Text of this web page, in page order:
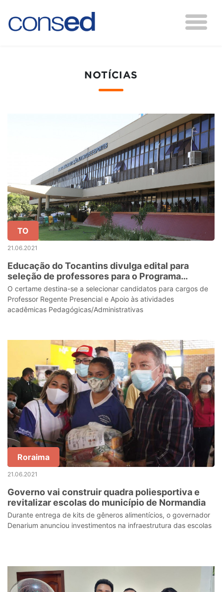
NOTÍCIAS
TO
21.06.2021
Educação do Tocantins divulga edital para
seleção de professores para o Programa
Pronatec/Novos Caminhos
O certame destina-se a selecionar candidatos para cargos de
Professor Regente Presencial e Apoio às atividades
acadêmicas Pedagógicas/Administrativas
Roraima
21.06.2021
Governo vai construir quadra poliesportiva e
revitalizar escolas do município de Normandia
Durante entrega de kits de gêneros alimentícios, o governador
Denarium anunciou investimentos na infraestrutura das escolas